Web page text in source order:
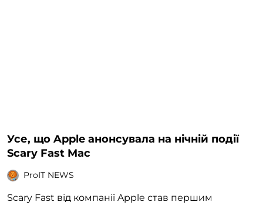
Усе, що Apple анонсувала на нічній події
Scary Fast Mac
ProIT NEWS
Scary Fast від компанії Apple став першим